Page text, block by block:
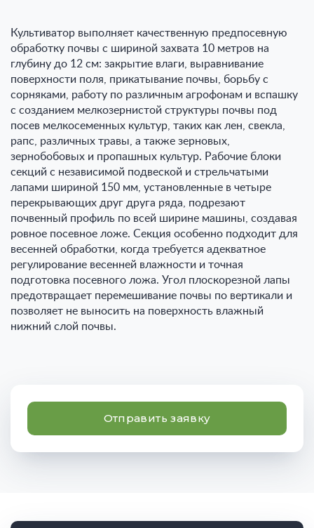
Культиватор выполняет качественную предпосевную
обработку почвы с шириной захвата 10 метров на
глубину до 12 см: закрытие влаги, выравнивание
поверхности поля, прикатывание почвы, борьбу с
сорняками, работу по различным агрофонам и вспашку
с созданием мелкозернистой структуры почвы под
посев мелкосеменных культур, таких как лен, свекла,
рапс, различных травы, а также зерновых,
зернобобовых и пропашных культур. Рабочие блоки
секций с независимой подвеской и стрельчатыми
лапами шириной 150 мм, установленные в четыре
перекрывающих друг друга ряда, подрезают
почвенный профиль по всей ширине машины, создавая
ровное посевное ложе. Секция особенно подходит для
весенней обработки, когда требуется адекватное
регулирование весенней влажности и точная
подготовка посевного ложа. Угол плоскорезной лапы
предотвращает перемешивание почвы по вертикали и
позволяет не выносить на поверхность влажный
нижний слой почвы.
Отправить заявку